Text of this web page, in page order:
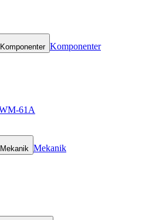
Komponenter
61A
Mekanik